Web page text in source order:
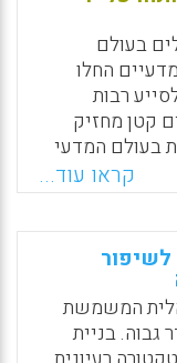
את החומר
YouTube, Flickr, Twitter, Digg, והאינטרנט
מידע
בעולם
החלו
רבות
קטן מחזיק
בעולם המדעי
למורת רוח, אך
עובדה זו,
בתחום,
את כוחם
ונוח
השימוש
הוא בחינם.
קראו עוד...
המשמשת
בניית